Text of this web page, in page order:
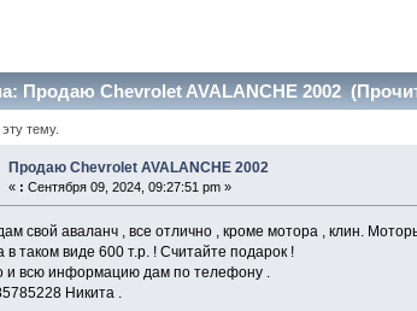
Продаю Chevrolet AVALANCHE 2002
тему.
Продаю Chevrolet AVALANCHE 2002
« : Сентября 09, 2024, 09:27:51 pm »
свой аваланч , все отлично , кроме мотора , клин.
в таком виде 600 т.р. ! Считайте подарок !
и всю информацию дам по телефону .
Никита .